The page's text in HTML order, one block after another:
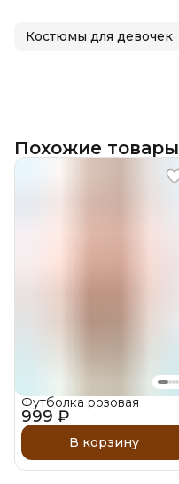
Костюмы для девочек
Похожие товары
999 ₽
Футболка розовая
В корзину